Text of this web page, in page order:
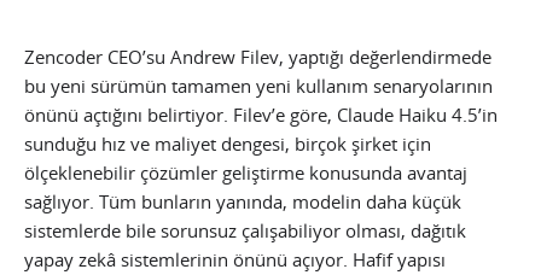
Zencoder CEO’su Andrew Filev, yaptığı değerlendirmede
bu yeni sürümün tamamen yeni kullanım senaryolarının
önünü açtığını belirtiyor. Filev’e göre, Claude Haiku 4.5’in
sunduğu hız ve maliyet dengesi, birçok şirket için
ölçeklenebilir çözümler geliştirme konusunda avantaj
sağlıyor. Tüm bunların yanında, modelin daha küçük
sistemlerde bile sorunsuz çalışabiliyor olması, dağıtık
yapay zekâ sistemlerinin önünü açıyor. Hafif yapısı